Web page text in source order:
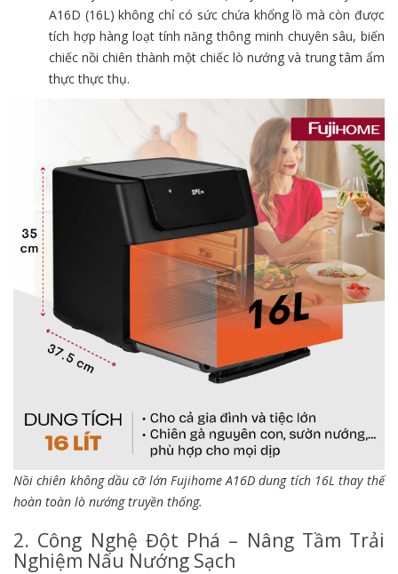
A16D (16L) không chỉ có sức chứa khổng lồ mà còn được
tích hợp hàng loạt tính năng thông minh chuyên sâu, biến
chiếc nồi chiên thành một chiếc lò nướng và trung tâm ẩm
thực thực thụ.
Nồi chiên không dầu cỡ lớn Fujihome A16D dung tích 16L thay thế
hoàn toàn lò nướng truyền thống.
2. Công Nghệ Đột Phá – Nâng Tầm Trải
Nghiệm Nấu Nướng Sạch